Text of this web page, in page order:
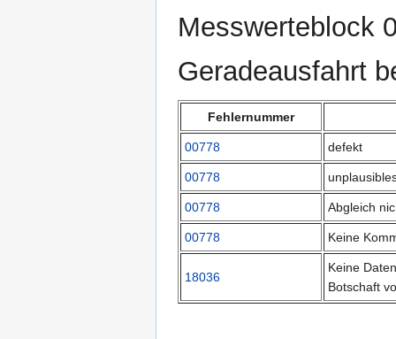
Messwerteblock
Geradeausfahrt
Fehlernummer
00778 defekt
00778
00778 Abgleich
00778 Keine
18036
Keine
Botschaft